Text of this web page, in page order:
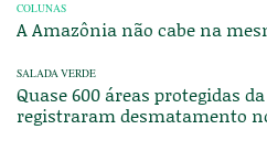
COLUNAS
A Amazônia não cabe na
SALADA VERDE
Quase 600 áreas protegidas
registraram desmatamento